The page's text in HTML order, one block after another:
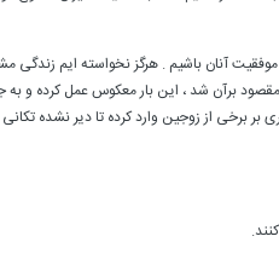
آنان باشیم . هرگز نخواسته ایم زندگی
مقصود برآن شد ، این بار معکوس عمل کرده و
برخی از زوجین وارد کرده تا دیر نشده